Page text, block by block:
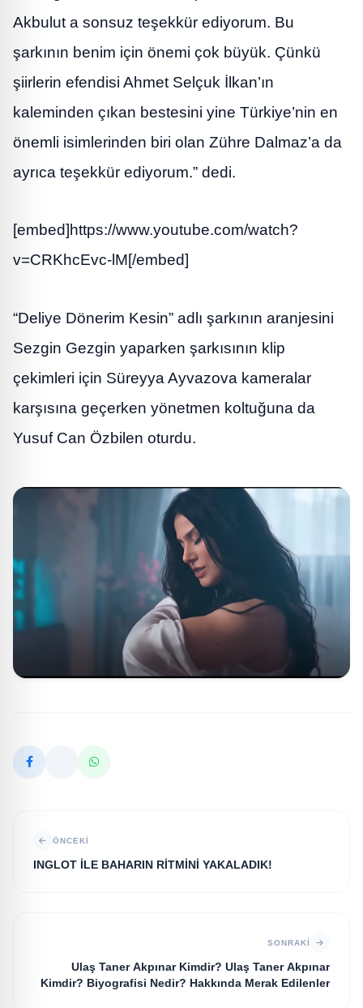
Akbulut a sonsuz teşekkür ediyorum. Bu
şarkının benim için önemi çok büyük. Çünkü
şiirlerin efendisi Ahmet Selçuk İlkan’ın
kaleminden çıkan bestesini yine Türkiye’nin en
önemli isimlerinden biri olan Zühre Dalmaz’a da
ayrıca teşekkür ediyorum.” dedi.
[embed]https://www.youtube.com/watch?
v=CRKhcEvc-lM[/embed]
“Deliye Dönerim Kesin” adlı şarkının aranjesini
Sezgin Gezgin yaparken şarkısının klip
çekimleri için Süreyya Ayvazova kameralar
karşısına geçerken yönetmen koltuğuna da
Yusuf Can Özbilen oturdu.
ÖNCEKI
INGLOT İLE BAHARIN RİTMİNİ YAKALADIK!
SONRAKI
Ulaş Taner Akpınar Kimdir? Ulaş Taner Akpınar
Kimdir? Biyografisi Nedir? Hakkında Merak Edilenler